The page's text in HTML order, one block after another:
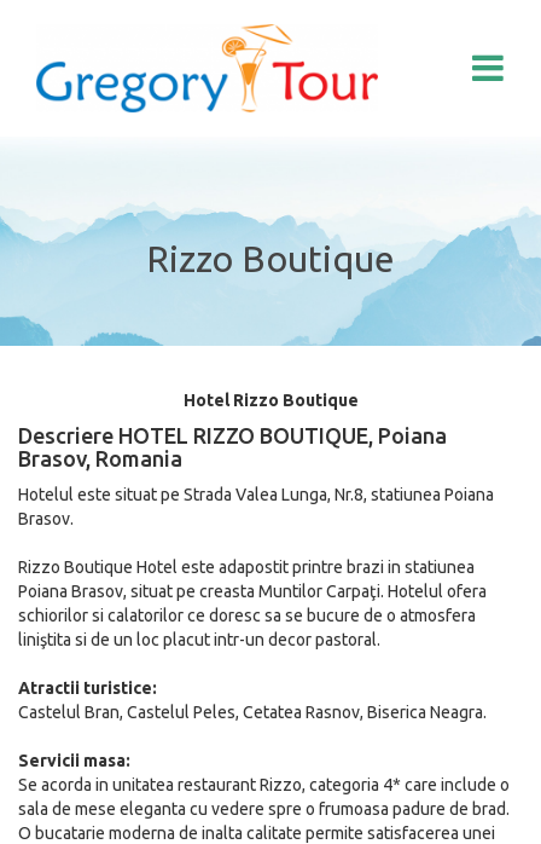
Rizzo Boutique
Hotel Rizzo Boutique
Descriere HOTEL RIZZO BOUTIQUE, Poiana
Brasov, Romania
Hotelul este situat pe Strada Valea Lunga, Nr.8, statiunea Poiana
Brasov.
Rizzo Boutique Hotel este adapostit printre brazi in statiunea
Poiana Brasov, situat pe creasta Muntilor Carpaţi. Hotelul ofera
schiorilor si calatorilor ce doresc sa se bucure de o atmosfera
liniştita si de un loc placut intr-un decor pastoral.
Atractii turistice:
Castelul Bran, Castelul Peles, Cetatea Rasnov, Biserica Neagra.
Servicii masa:
Se acorda in unitatea restaurant Rizzo, categoria 4* care include o
sala de mese eleganta cu vedere spre o frumoasa padure de brad.
O bucatarie moderna de inalta calitate permite satisfacerea unei